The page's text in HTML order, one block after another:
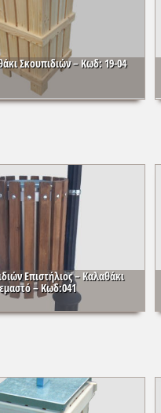
Σκουπιδιών – Κωδ: 19-04
Επιστήλιος – Καλαθάκι
– Κωδ:041